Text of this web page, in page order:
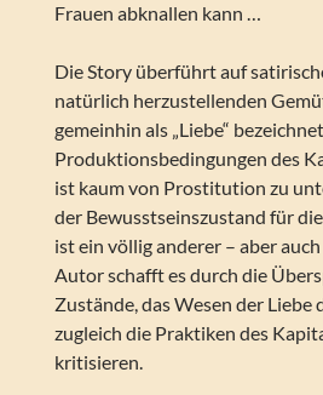
Frauen abknallen kann …
Die Story überführt auf
natürlich herzustellenden
gemeinhin als „Liebe“
Produktionsbedingungen des
ist kaum von Prostitution zu
der Bewusstseinszustand für
ist ein völlig anderer – aber
Autor schafft es durch die
Zustände, das Wesen der Liebe
zugleich die Praktiken des
kritisieren.